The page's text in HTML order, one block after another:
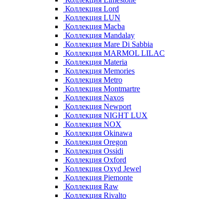
Коллекция Lord
Коллекция LUN
Коллекция Macba
Коллекция Mandalay
Коллекция Mare Di Sabbia
Коллекция MARMOL LILAC
Коллекция Materia
Коллекция Memories
Коллекция Metro
Коллекция Montmartre
Коллекция Naxos
Коллекция Newport
Коллекция NIGHT LUX
Коллекция NOX
Коллекция Okinawa
Коллекция Oregon
Коллекция Ossidi
Коллекция Oxford
Коллекция Oxyd Jewel
Коллекция Piemonte
Коллекция Raw
Коллекция Rivalto